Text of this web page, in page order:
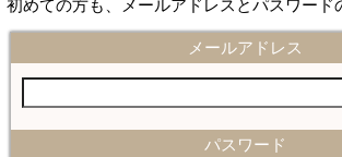
初めての方も、メールアドレスとパスワード
メールアドレス
パスワード